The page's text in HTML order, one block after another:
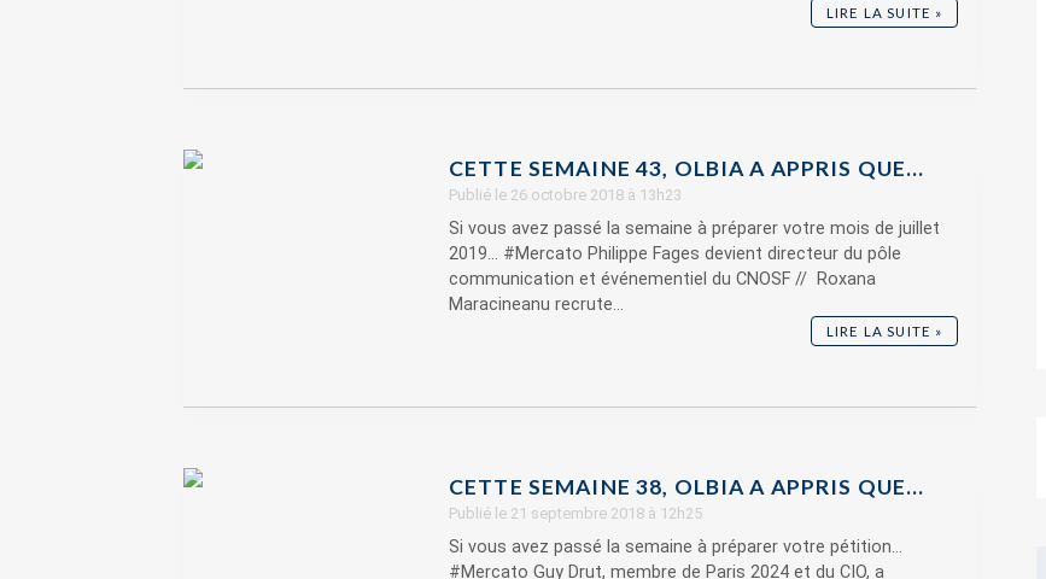
LIRE LA SUITE »
CETTE SEMAINE 43, OLBIA A APPRIS QUE…
Publié le 26 octobre 2018 à 13h23
Si vous avez passé la semaine à préparer votre mois de juillet
2019... #Mercato Philippe Fages devient directeur du pôle
communication et événementiel du CNOSF // Roxana
Maracineanu recrute...
LIRE LA SUITE »
CETTE SEMAINE 38, OLBIA A APPRIS QUE…
Publié le 21 septembre 2018 à 12h25
Si vous avez passé la semaine à préparer votre pétition...
#Mercato Guy Drut, membre de Paris 2024 et du CIO, a